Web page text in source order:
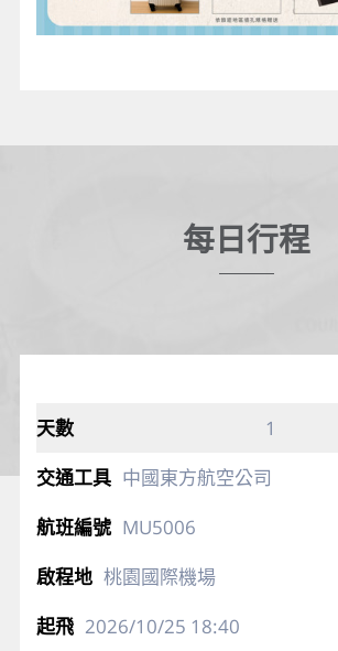
每日行程
1
中國東方航空公司
MU5006
桃園國際機場
2026/10/25 18:40